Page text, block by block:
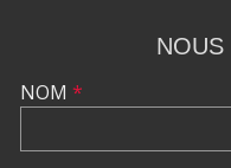
NOUS
NOM *